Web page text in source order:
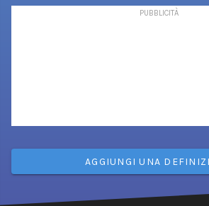
AGGIUNGI UNA